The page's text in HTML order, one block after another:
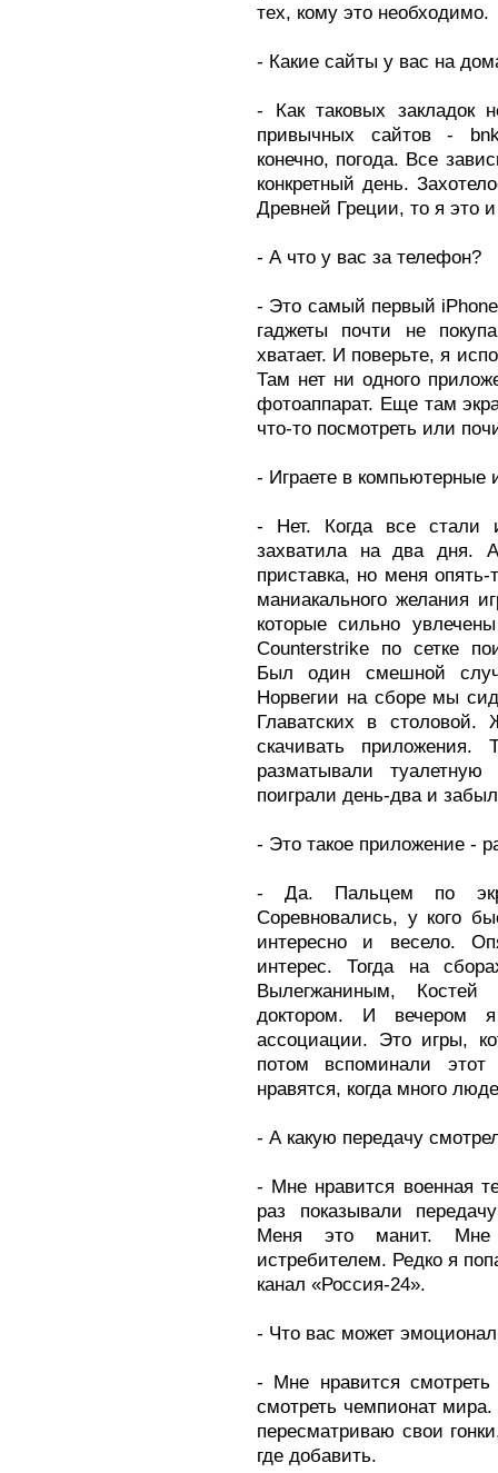
тех, кому это необходимо.
- Какие сайты у вас на
- Как таковых закладок
привычных сайтов -
конечно, погода. Все
конкретный день.
Древней Греции, то я это
- А что у вас за телефон?
- Это самый первый
гаджеты почти не
хватает. И поверьте, я
Там нет ни одного
фотоаппарат. Еще там
что-то посмотреть или
- Играете в компьютерные
- Нет. Когда все стали
захватила на два
приставка, но меня
маниакального желания
которые сильно
Counterstrike по сетке
Был один смешной
Норвегии на сборе мы
Главатских в
скачивать
разматывали
поиграли день-два и
- Это такое приложение -
- Да. Пальцем по
Соревновались, у кого
интересно и весело.
интерес. Тогда на
Вылегжаниным,
доктором. И вечером
ассоциации. Это игры,
потом вспоминали
нравятся, когда много
- А какую передачу
- Мне нравится военная
раз показывали
Меня это манит. Мне
истребителем. Редко я
канал «Россия-24».
- Что вас может
- Мне нравится
смотреть чемпионат
пересматриваю свои
где добавить.